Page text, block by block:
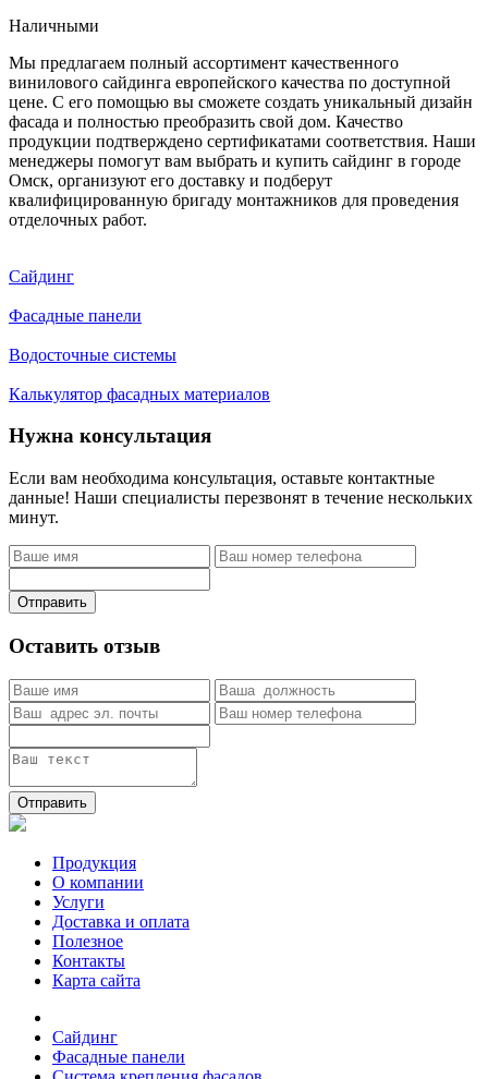
Наличными
Мы предлагаем полный ассортимент качественного
винилового сайдинга европейского качества по доступной
цене. С его помощью вы сможете создать уникальный дизайн
фасада и полностью преобразить свой дом. Качество
продукции подтверждено сертификатами соответствия. Наши
менеджеры помогут вам выбрать и купить сайдинг в городе
Омск, организуют его доставку и подберут
квалифицированную бригаду монтажников для проведения
отделочных работ.
Сайдинг
Фасадные панели
Водосточные системы
Калькулятор фасадных материалов
Нужна консультация
Если вам необходима консультация, оставьте контактные
данные! Наши специалисты перезвонят в течение нескольких
минут.
Отправить
Оставить отзыв
Отправить
Продукция
О компании
Услуги
Доставка и оплата
Полезное
Контакты
Карта сайта
Сайдинг
Фасадные панели